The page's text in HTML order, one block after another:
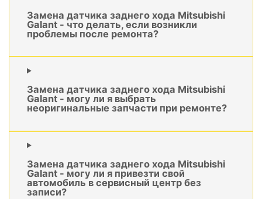
Замена датчика заднего хода Mitsubishi
Galant - что делать, если возникли
проблемы после ремонта?
Замена датчика заднего хода Mitsubishi
Galant - могу ли я выбрать
неоригинальные запчасти при ремонте?
Замена датчика заднего хода Mitsubishi
Galant - могу ли я привезти свой
автомобиль в сервисный центр без
записи?